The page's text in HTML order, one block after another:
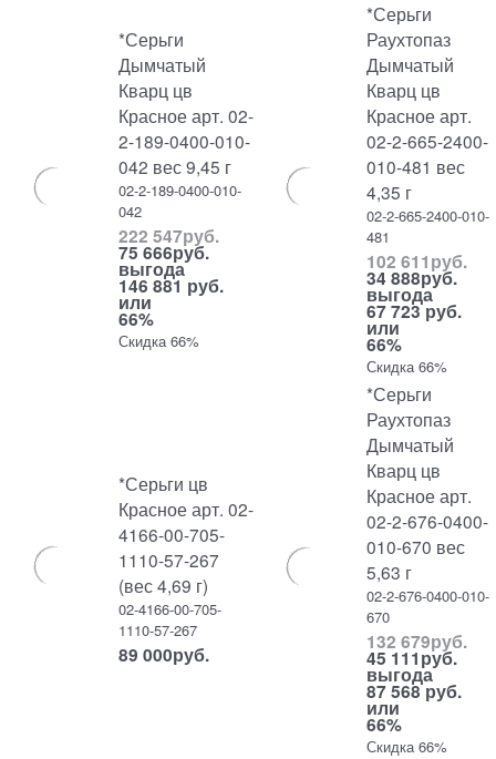
*Серьги
Дымчатый
Кварц цв
Красное арт. 02-
2-189-0400-010-
042 вес 9,45 г
02-2-189-0400-010-
042
222 547руб.
75 666руб.
выгода
146 881 руб.
или
66%
Скидка 66%
*Серьги
Раухтопаз
Дымчатый
Кварц цв
Красное арт.
02-2-665-2400-
010-481 вес
4,35 г
02-2-665-2400-010-
481
102 611руб.
34 888руб.
выгода
67 723 руб.
или
66%
Скидка 66%
*Серьги цв
Красное арт. 02-
4166-00-705-
1110-57-267
(вес 4,69 г)
02-4166-00-705-
1110-57-267
89 000руб.
*Серьги
Раухтопаз
Дымчатый
Кварц цв
Красное арт.
02-2-676-0400-
010-670 вес
5,63 г
02-2-676-0400-010-
670
132 679руб.
45 111руб.
выгода
87 568 руб.
или
66%
Скидка 66%